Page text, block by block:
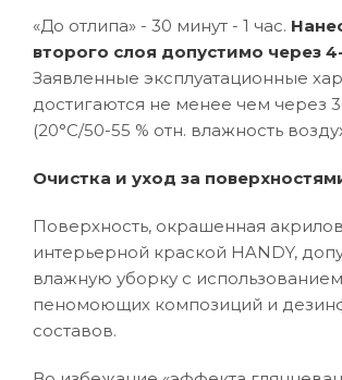
«До отлипа» - 30 минут - 1 час.
второго слоя допустимо через
Заявленные эксплуатационные
достигаются не менее чем через
(20°C/50-55 % отн. влажность
Очистка и уход за
Поверхность, окрашенная
интерьерной краской HANDY,
влажную уборку с использованием
пеномоющих композиций и
составов.